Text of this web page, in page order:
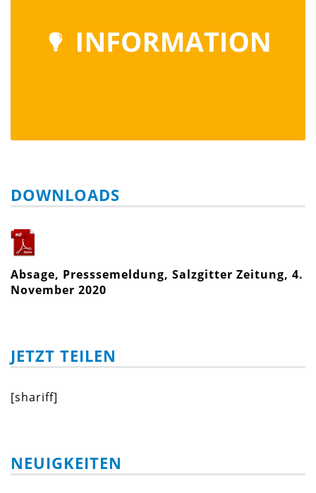
DOWNLOADS
Absage, Presssemeldung, Salzgitter Zeitung, 4.
November 2020
JETZT TEILEN
[shariff]
NEUIGKEITEN